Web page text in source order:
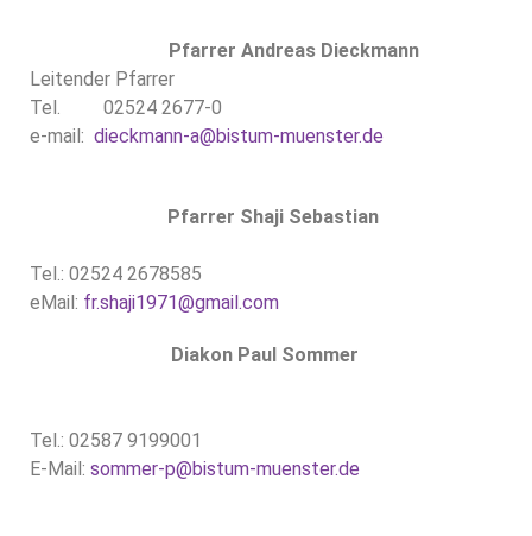
Pfarrer Andreas Dieckmann
Leitender Pfarrer
Tel. 02524 2677-0
e-mail: dieckmann-a@bistum-muenster.de
Pfarrer Shaji Sebastian
Tel.: 02524 2678585
eMail: fr.shaji1971@gmail.com
Diakon Paul Sommer
Tel.: 02587 9199001
E-Mail: sommer-p@bistum-muenster.de